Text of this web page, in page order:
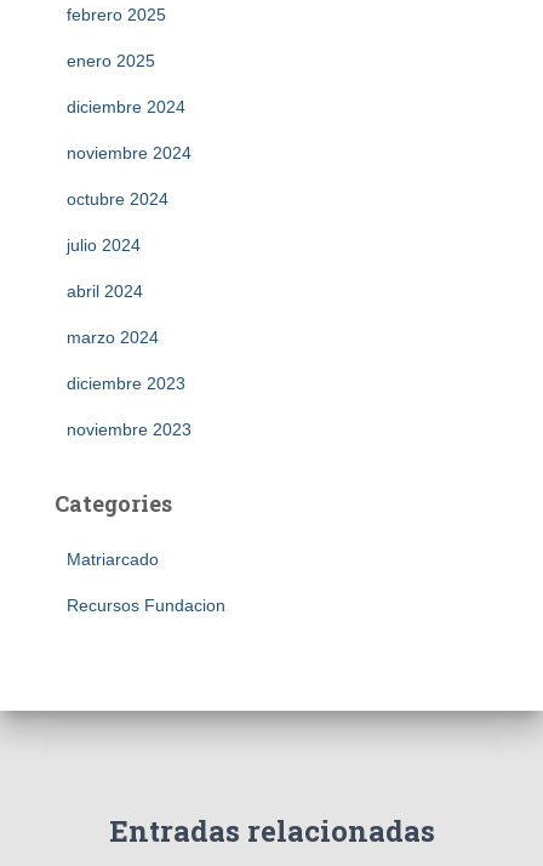
febrero 2025
enero 2025
diciembre 2024
noviembre 2024
octubre 2024
julio 2024
abril 2024
marzo 2024
diciembre 2023
noviembre 2023
Categories
Matriarcado
Recursos Fundacion
Entradas relacionadas